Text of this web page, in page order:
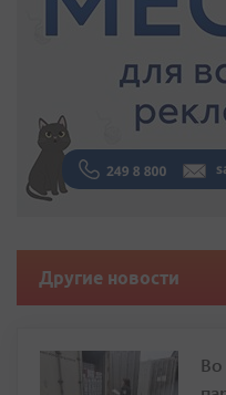
Другие новости
Во